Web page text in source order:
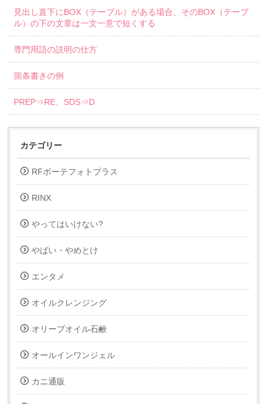
見出し直下にBOX（テーブル）がある場合、そのBOX（テーブ
ル）の下の文章は一文一意で短くする
専門用語の説明の仕方
箇条書きの例
PREP⇒RE、SDS⇒D
カテゴリー
RFボーテフォトプラス
RINX
やってはいけない?
やばい・やめとけ
エンタメ
オイルクレンジング
オリーブオイル石鹸
オールインワンジェル
カニ通販